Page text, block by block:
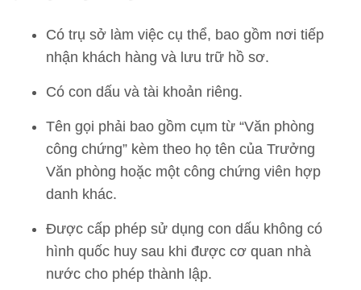
Có trụ sở làm việc cụ thể, bao gồm nơi tiếp
nhận khách hàng và lưu trữ hồ sơ.
Có con dấu và tài khoản riêng.
Tên gọi phải bao gồm cụm từ “Văn phòng
công chứng” kèm theo họ tên của Trưởng
Văn phòng hoặc một công chứng viên hợp
danh khác.
Được cấp phép sử dụng con dấu không có
hình quốc huy sau khi được cơ quan nhà
nước cho phép thành lập.